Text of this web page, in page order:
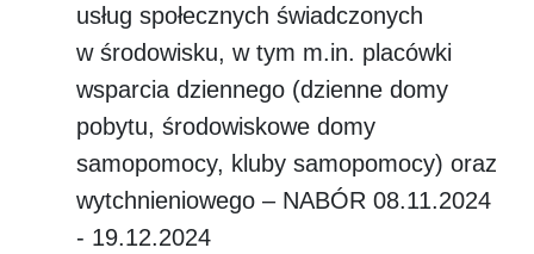
usług społecznych świadczonych
w środowisku, w tym m.in. placówki
wsparcia dziennego (dzienne domy
pobytu, środowiskowe domy
samopomocy, kluby samopomocy) oraz
wytchnieniowego – NABÓR 08.11.2024
- 19.12.2024